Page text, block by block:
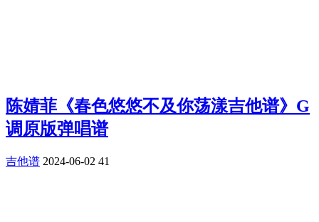
陈婧菲《春色悠悠不及你荡漾吉他谱》G
调原版弹唱谱
吉他谱 2024-06-02 41